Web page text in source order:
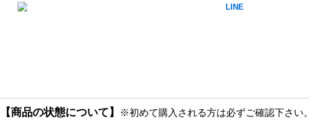
【商品の状態について】 ※初めて購入される方は必ずご確認下さい。